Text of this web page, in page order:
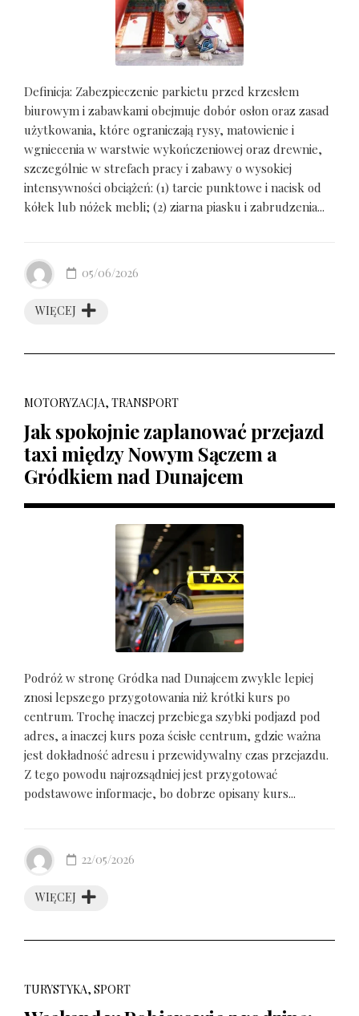
Definicja: Zabezpieczenie parkietu przed krzesłem
biurowym i zabawkami obejmuje dobór osłon oraz zasad
użytkowania, które ograniczają rysy, matowienie i
wgniecenia w warstwie wykończeniowej oraz drewnie,
szczególnie w strefach pracy i zabawy o wysokiej
intensywności obciążeń: (1) tarcie punktowe i nacisk od
kółek lub nóżek mebli; (2) ziarna piasku i zabrudzenia...
WIĘCEJ
05/06/2026
MOTORYZACJA, TRANSPORT
Jak spokojnie zaplanować przejazd
taxi między Nowym Sączem a
Gródkiem nad Dunajcem
Podróż w stronę Gródka nad Dunajcem zwykle lepiej
znosi lepszego przygotowania niż krótki kurs po
centrum. Trochę inaczej przebiega szybki podjazd pod
adres, a inaczej kurs poza ścisłe centrum, gdzie ważna
jest dokładność adresu i przewidywalny czas przejazdu.
Z tego powodu najrozsądniej jest przygotować
podstawowe informacje, bo dobrze opisany kurs...
WIĘCEJ
22/05/2026
TURYSTYKA, SPORT